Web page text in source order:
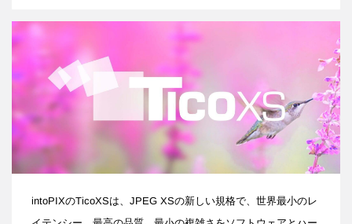
intoPIXのTicoXSは、JPEG XSの新しい規格で、世界最小のレ